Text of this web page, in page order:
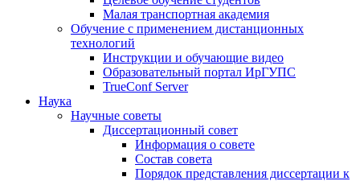
Малая транспортная академия
Обучение с применением дистанционных
технологий
Инструкции и обучающие видео
Образовательный портал ИрГУПС
TrueConf Server
Наука
Научные советы
Диссертационный совет
Информация о совете
Состав совета
Порядок представления диссертации к